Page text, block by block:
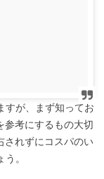
すが、まず知ってお
参考にするもの大切
されずにコスパのい
。